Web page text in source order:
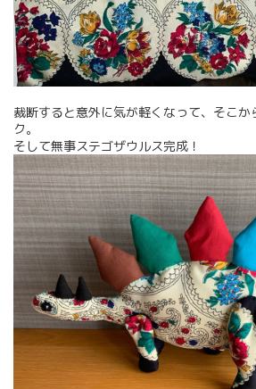
裁断すると意外に気が軽くなって、そこか
ク。
そして無事ステゴザウルス完成！